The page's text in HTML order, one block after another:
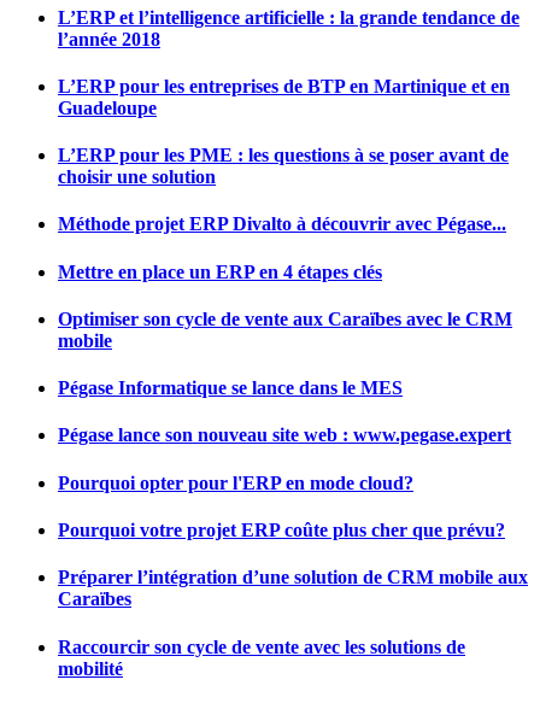
L’ERP et l’intelligence artificielle : la grande tendance de
l’année 2018
L’ERP pour les entreprises de BTP en Martinique et en
Guadeloupe
L’ERP pour les PME : les questions à se poser avant de
choisir une solution
Méthode projet ERP Divalto à découvrir avec Pégase...
Mettre en place un ERP en 4 étapes clés
Optimiser son cycle de vente aux Caraïbes avec le CRM
mobile
Pégase Informatique se lance dans le MES
Pégase lance son nouveau site web : www.pegase.expert
Pourquoi opter pour l'ERP en mode cloud?
Pourquoi votre projet ERP coûte plus cher que prévu?
Préparer l’intégration d’une solution de CRM mobile aux
Caraïbes
Raccourcir son cycle de vente avec les solutions de
mobilité